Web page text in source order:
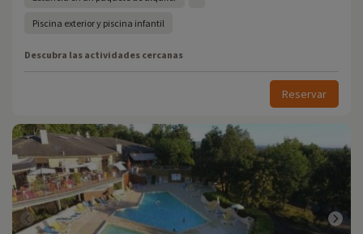
Piscina exterior y piscina infantil
Descubra las actividades cercanas
Reservar